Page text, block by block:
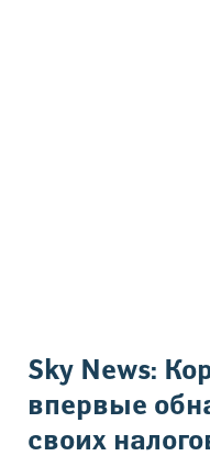
Вы здесь
Sky News:
впервые
своих